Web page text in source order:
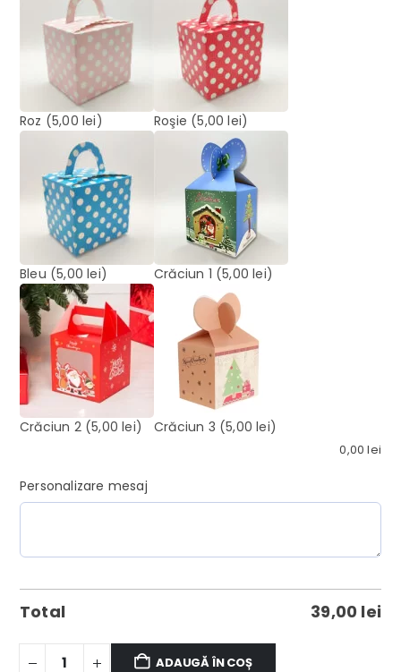
Roz (5,00 lei) Roşie (5,00 lei)
Bleu (5,00 lei) Crăciun 1 (5,00 lei)
Crăciun 2(5,00 lei) Crăciun 3 (5,00 lei)
0,00lei
Personalizare mesaj
Total 39,00 lei
ADAUGĂ ÎN COȘ